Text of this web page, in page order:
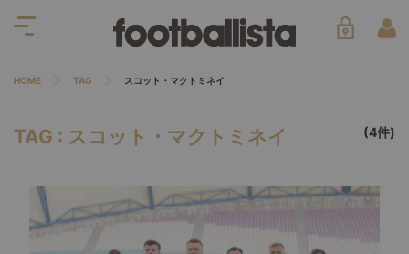
HOME TAG スコット・マクトミネイ
TAG : スコット・マクトミネイ (4件)